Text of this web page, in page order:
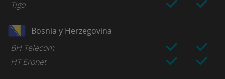
Tigo
Bosnia y Herzegovina
BH Telecom
HT Eronet